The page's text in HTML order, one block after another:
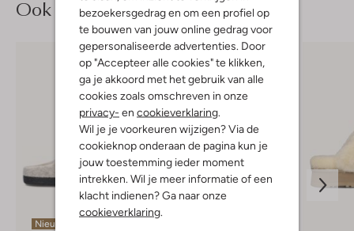
bezoekersgedrag en om een profiel op
te bouwen van jouw online gedrag voor
gepersonaliseerde advertenties. Door
op "Accepteer alle cookies" te klikken,
ga je akkoord met het gebruik van alle
cookies zoals omschreven in onze
privacy- en cookieverklaring.
Wil je je voorkeuren wijzigen? Via de
cookieknop onderaan de pagina kun je
jouw toestemming ieder moment
intrekken. Wil je meer informatie of een
klacht indienen? Ga naar onze
cookieverklaring.
Ook iets voor jou?
Nieuw